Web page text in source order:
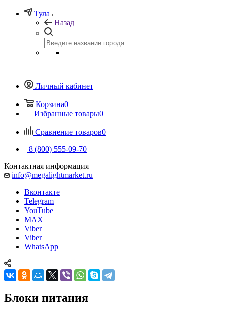
Тула
Назад
Личный кабинет
Корзина0
Избранные товары0
Сравнение товаров0
8 (800) 555-09-70
Контактная информация
info@megalightmarket.ru
Вконтакте
Telegram
YouTube
MAX
Viber
Viber
WhatsApp
Блоки питания